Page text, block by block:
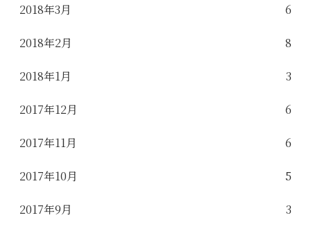
2018年3月 6
2018年2月 8
2018年1月 3
2017年12月 6
2017年11月 6
2017年10月 5
2017年9月 3